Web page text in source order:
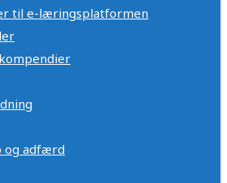
til e-læringsplatformen
og adfærd